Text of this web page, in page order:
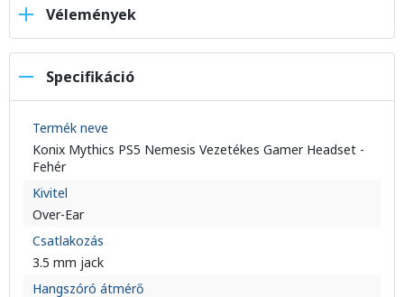
Vélemények
Specifikáció
Termék neve
Konix Mythics PS5 Nemesis Vezetékes Gamer Headset -
Fehér
Kivitel
Over-Ear
Csatlakozás
3.5 mm jack
Hangszóró átmérő